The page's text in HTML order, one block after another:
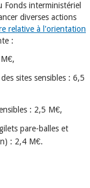
Fonds interministériel
diverses actions
relative à l'orientation
:
sites sensibles : 6,5
: 2,5 M€,
pare-balles et
: 2,4 M€.